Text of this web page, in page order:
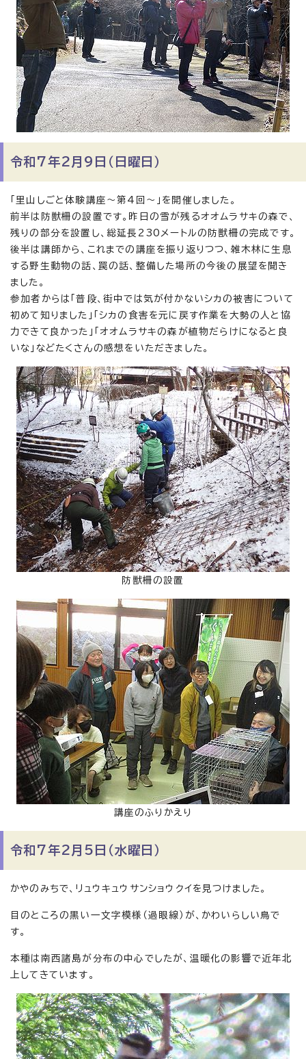
令和7年2月9日（日曜日）
「里山しごと体験講座～第4回～」を開催しました。
前半は防獣柵の設置です。昨日の雪が残るオオムラサキの森で、
残りの部分を設置し、総延長230メートルの防獣柵の完成です。
後半は講師から、これまでの講座を振り返りつつ、雑木林に生息
する野生動物の話、罠の話、整備した場所の今後の展望を聞き
ました。
参加者からは「普段、街中では気が付かないシカの被害について
初めて知りました」「シカの食害を元に戻す作業を大勢の人と協
力できて良かった」「オオムラサキの森が植物だらけになると良
いな」などたくさんの感想をいただきました。
防獣柵の設置
講座のふりかえり
令和7年2月5日（水曜日）
かやのみちで、リュウキュウサンショウクイを見つけました。
目のところの黒い一文字模様（過眼線）が、かわいらしい鳥で
す。
本種は南西諸島が分布の中心でしたが、温暖化の影響で近年北
上してきています。